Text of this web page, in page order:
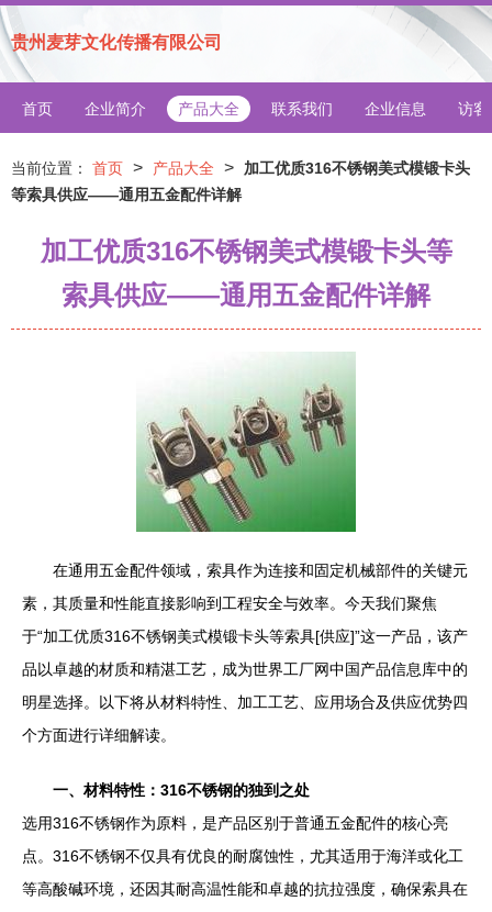
贵州麦芽文化传播有限公司
首页 企业简介 产品大全 联系我们 企业信息 访客
当前位置： 首页 > 产品大全 >
加工优质316不锈钢美式模锻卡头
等索具供应——通用五金配件详解
加工优质316不锈钢美式模锻卡头等
索具供应——通用五金配件详解
在通用五金配件领域，索具作为连接和固定机械部件的关键元
素，其质量和性能直接影响到工程安全与效率。今天我们聚焦
于“加工优质316不锈钢美式模锻卡头等索具[供应]”这一产品，该产
品以卓越的材质和精湛工艺，成为世界工厂网中国产品信息库中的
明星选择。以下将从材料特性、加工工艺、应用场合及供应优势四
个方面进行详细解读。
一、材料特性：316不锈钢的独到之处
选用316不锈钢作为原料，是产品区别于普通五金配件的核心亮
点。316不锈钢不仅具有优良的耐腐蚀性，尤其适用于海洋或化工
等高酸碱环境，还因其耐高温性能和卓越的抗拉强度，确保索具在